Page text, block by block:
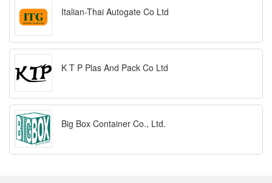
Italian-Thai Autogate Co Ltd
K T P Plas And Pack Co Ltd
Big Box Container Co., Ltd.